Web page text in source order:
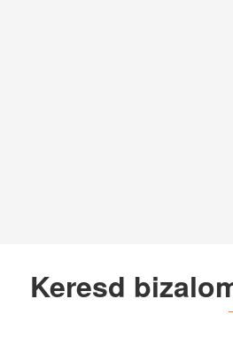
Keresd